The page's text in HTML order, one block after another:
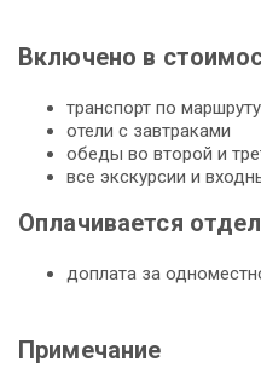
Включено в
транспорт по маршруту
отели с завтраками
обеды во второй и
все экскурсии и
Оплачивается
доплата за
Примечание